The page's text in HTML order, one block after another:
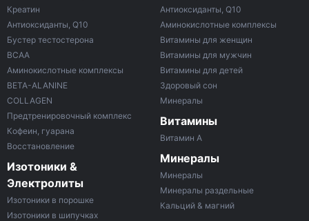
Креатин
Антиоксиданты, Q10
Бустер тестостерона
ВСАА
Аминокислотные комплексы
BETA-ALANINE
COLLAGEN
Предтренировочный комплекс
Кофеин, гуарана
Восстановление
Изотоники &
Электролиты
Изотоники в порошке
Изотоники в шипучках
Антиоксиданты, Q10
Аминокислотные комплексы
Витамины для женщин
Витамины для мужчин
Витамины для детей
Здоровый сон
Минералы
Витамины
Витамин A
Минералы
Минералы
Минералы раздельные
Кальций & магний